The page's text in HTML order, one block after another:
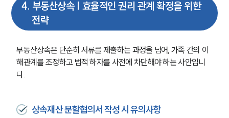
4. 부동산상속 | 효율적인 권리 관계 확정을 위한
전략
부동산상속은 단순히 서류를 제출하는 과정을 넘어, 가족 간의 이
해관계를 조정하고 법적 하자를 사전에 차단해야 하는 사안입니
다.
상속재산 분할협의서 작성 시 유의사항